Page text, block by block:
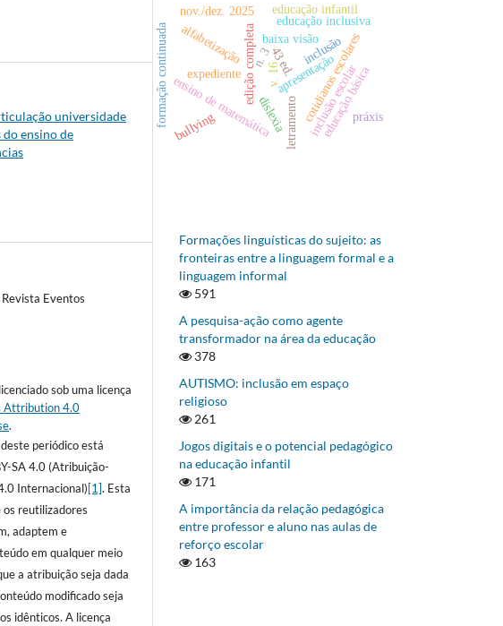
universidade
do ensino de
Eventos
sob uma licença
Attribution 4.0
.
periódico está
SA 4.0 (Atribuição-
Internacional)[1]. Esta
os reutilizadores
adaptem e
em qualquer meio
a atribuição seja dada
modificado seja
idênticos. A licença
edição completa v. 16
n. 3
nov./dez. 2025
43 ed.
expediente apresentação
ensino de matemática cotidianos escolares
formação continuada
educação inclusiva
inclusão escolar
baixa visão
educação básica
educação infantil
inclusão
alfabetização
letramento práxis
dislexia
bullying
Formações linguísticas do sujeito: as
fronteiras entre a linguagem formal e a
linguagem informal
591
A pesquisa-ação como agente
transformador na área da educação
378
AUTISMO: inclusão em espaço
religioso
261
Jogos digitais e o potencial pedagógico
na educação infantil
171
A importância da relação pedagógica
entre professor e aluno nas aulas de
reforço escolar
163